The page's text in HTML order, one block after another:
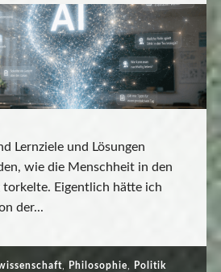
Lernziele und Lösungen
wie die Menschheit in den
Eigentlich hätte ich
der...
, Philosophie, Politik